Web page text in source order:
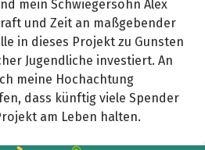
mein Schwiegersohn Alex
und Zeit an maßgebender
in dieses Projekt zu Gunsten
Jugendliche investiert. An
meine Hochachtung
dass künftig viele Spender
am Leben halten.